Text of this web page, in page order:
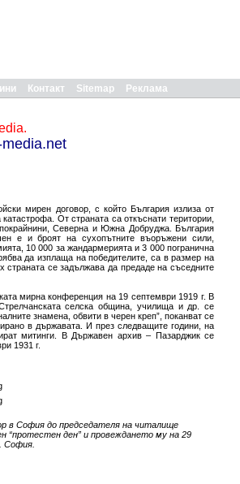
Контакт Sitemap Реклама
мирен договор, с който България излиза от
От страната са откъснати територии,
Северна и Южна Добруджа. България
е и броят на сухопътните въоръжени сили,
10 000 за жандармерията и 3 000 погранична
да изплаща на победителите, са в размер на
страната се задължава да предаде на съседните
мирна конференция на 19 септември 1919 г. В
селска община, училища и др. се
знамена, обвити в черен креп”, поканват се
в държавата. И през следващите години, на
митинги. В Държавен архив – Пазарджик се
1931 г.
в София до председателя на читалище
“протестен ден” и провеждането му на 29
София.